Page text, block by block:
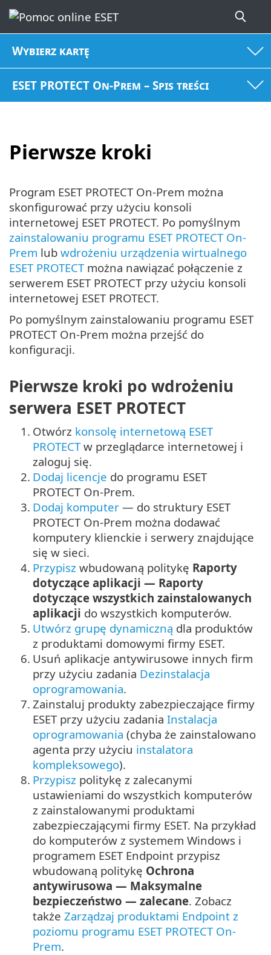
Wybierz kartę
ESET PROTECT On-Prem – Spis treści
Pierwsze kroki
Program ESET PROTECT On-Prem można
skonfigurować przy użyciu konsoli
internetowej ESET PROTECT. Po pomyślnym
zainstalowaniu programu ESET PROTECT On-
Prem lub wdrożeniu urządzenia wirtualnego
ESET PROTECTmożna nawiązać połączenie z
serwerem ESET PROTECT przy użyciu konsoli
internetowej ESET PROTECT.
Po pomyślnym zainstalowaniu programu ESET
PROTECT On-Prem można przejść do
konfiguracji.
Pierwsze kroki po wdrożeniu
serwera ESET PROTECT
1. Otwórz konsolę internetową ESET
PROTECTw przeglądarce internetowej i
zaloguj się.
2. Dodaj licencje do programu ESET
PROTECT On-Prem.
3. Dodaj komputer — do struktury ESET
PROTECT On-Prem można dodawać
komputery klienckie i serwery znajdujące
się w sieci.
4. Przypisz wbudowaną politykę Raporty
dotyczące aplikacji — Raporty
dotyczące wszystkich zainstalowanych
aplikacji do wszystkich komputerów.
5. Utwórz grupę dynamiczną dla produktów
z produktami domowymi firmy ESET.
6. Usuń aplikacje antywirusowe innych firm
przy użyciu zadania Dezinstalacja
oprogramowania.
7. Zainstaluj produkty zabezpieczające firmy
ESET przy użyciu zadania Instalacja
oprogramowania (chyba że zainstalowano
agenta przy użyciu instalatora
kompleksowego).
8. Przypisz politykę z zalecanymi
ustawieniami do wszystkich komputerów
z zainstalowanymi produktami
zabezpieczającymi firmy ESET. Na przykład
do komputerów z systemem Windows i
programem ESET Endpoint przypisz
wbudowaną politykę Ochrona
antywirusowa — Maksymalne
bezpieczeństwo — zalecane. Zobacz
także Zarządzaj produktami Endpoint z
poziomu programu ESET PROTECT On-
Prem.